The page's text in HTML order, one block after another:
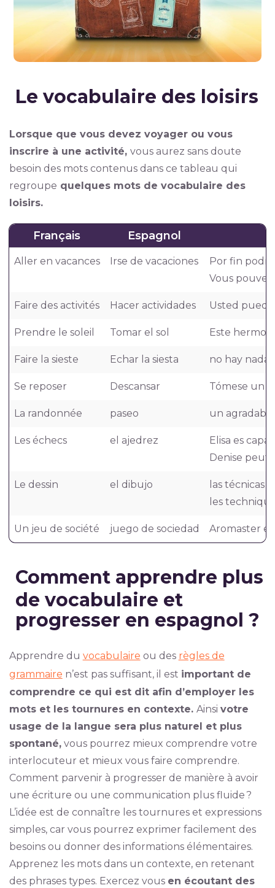
Le vocabulaire des loisirs
Lorsque que vous devez voyager ou vous
inscrire à une activité, vous aurez sans doute
besoin des mots contenus dans ce tableau qui
regroupe quelques mots de vocabulaire des
loisirs.
Français Espagnol
Aller en vacances Irse de vacaciones
Por fin
Vous
Faire des activités Hacer actividades Usted puede
Prendre le soleil Tomar el sol Este
Faire la sieste Echar la siesta no hay nada
Se reposer Descansar Tómese un
La randonnée paseo un
Les échecs el ajedrez
Elisa es
Denise peut
Le dessin el dibujo
las técnicas
les
Un jeu de société juego de sociedad Aromaster
Comment apprendre plus
de vocabulaire et
progresser en espagnol ?
Apprendre du vocabulaire ou des règles de
grammaire n’est pas suffisant, il est important de
comprendre ce qui est dit afin d’employer les
mots et les tournures en contexte. Ainsi votre
usage de la langue sera plus naturel et plus
spontané,vous pourrez mieux comprendre votre
interlocuteur et mieux vous faire comprendre.
Comment parvenir à progresser de manière à avoir
une écriture ou une communication plus fluide ?
L’idée est de connaître les tournures et expressions
simples, car vous pourrez exprimer facilement des
besoins ou donner des informations élémentaires.
Apprenez les mots dans un contexte, en retenant
des phrases types. Exercez vous en écoutant des